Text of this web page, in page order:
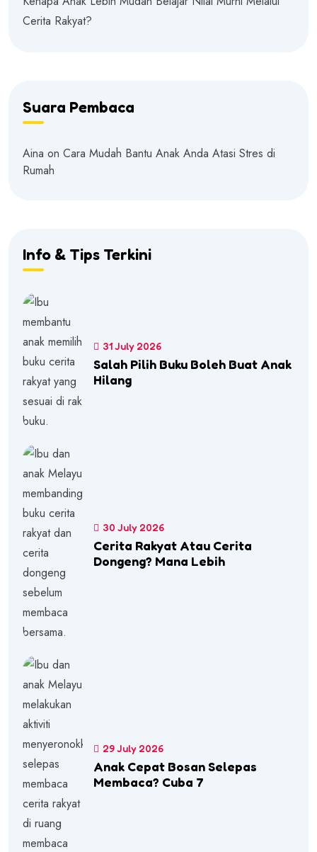
Cerita Rakyat?
Suara Pembaca
Aina on Cara Mudah Bantu Anak Anda Atasi Stres di
Rumah
Info & Tips Terkini
31 July 2026
Salah Pilih Buku Boleh Buat Anak
Hilang
30 July 2026
Cerita Rakyat Atau Cerita
Dongeng? Mana Lebih
29 July 2026
Anak Cepat Bosan Selepas
Membaca? Cuba 7